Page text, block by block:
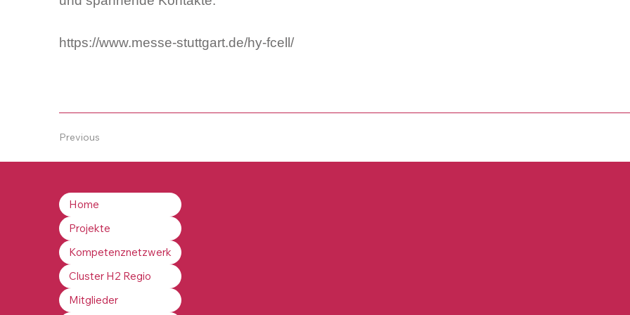
Previous
https://www.messe-stuttgart.de/hy-fcell/
Home
Projekte
Kompetenznetzwerk
Cluster H2 Regio
Mitglieder